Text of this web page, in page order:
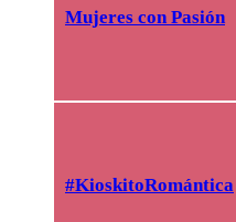
Mujeres con Pasión
#KioskitoRomántica